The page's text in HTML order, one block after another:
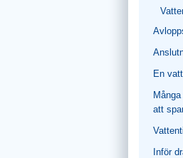
En
att
Inför